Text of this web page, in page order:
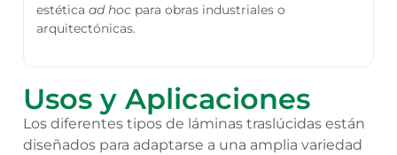
estética ad hoc para obras industriales o
arquitectónicas.
Usos y Aplicaciones
Los diferentes tipos de láminas traslúcidas están
diseñados para adaptarse a una amplia variedad